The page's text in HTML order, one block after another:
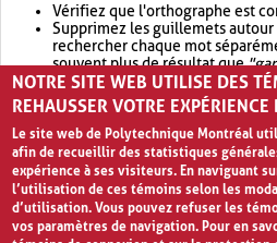
Vérifiez que l'orthographe est
Supprimez les guillemets autour
rechercher chaque mot
souvent plus de résultat que
Envisagez d'élargir votre
retournera souvent plus de
NOTRE SITE WEB UTILISE DES
REHAUSSER VOTRE
Le site web de Polytechnique Montréal
afin de recueillir des statistiques
expérience à ses visiteurs. En naviguant
l’utilisation de ces témoins selon les
d’utilisation. Vous pouvez refuser les
vos paramètres de navigation. Pour en